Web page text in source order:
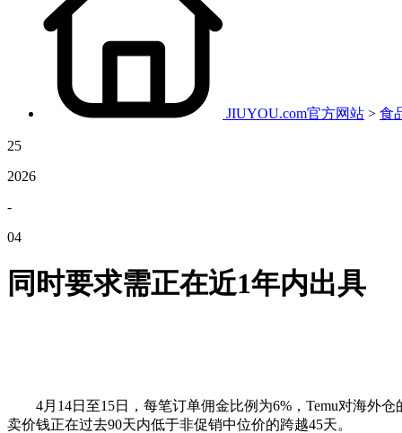
JIUYOU.com官方网站 > 食
25
2026
-
04
同时要求需正在近1年内出具
4月14日至15日，每笔订单佣金比例为6%，Temu对海外仓
卖价钱正在过去90天内低于非促销中位价的跨越45天。